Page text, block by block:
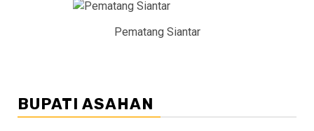
Pematang Siantar
BUPATI ASAHAN